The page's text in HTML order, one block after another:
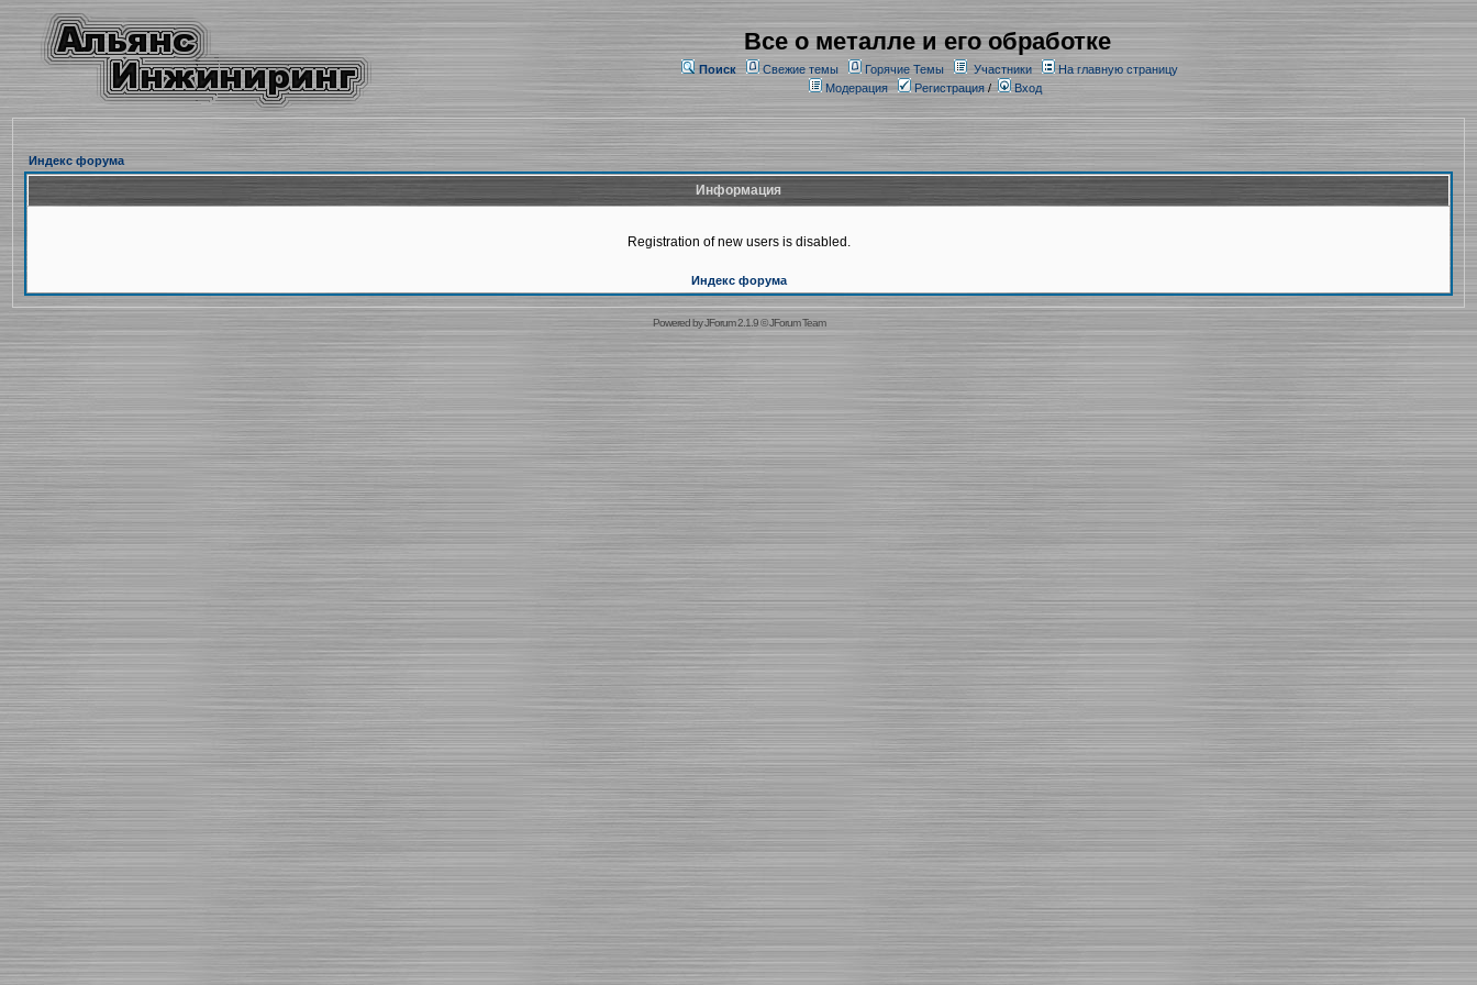
Все о металле и его обработке
Поиск Свежие темы Горячие Темы Участники
На главную страницу
Модерация
Регистрация/ Вход
Индекс форума
Информация
Registration of new users is disabled.
Индекс форума
Powered byJForum 2.1.9©JForum Team